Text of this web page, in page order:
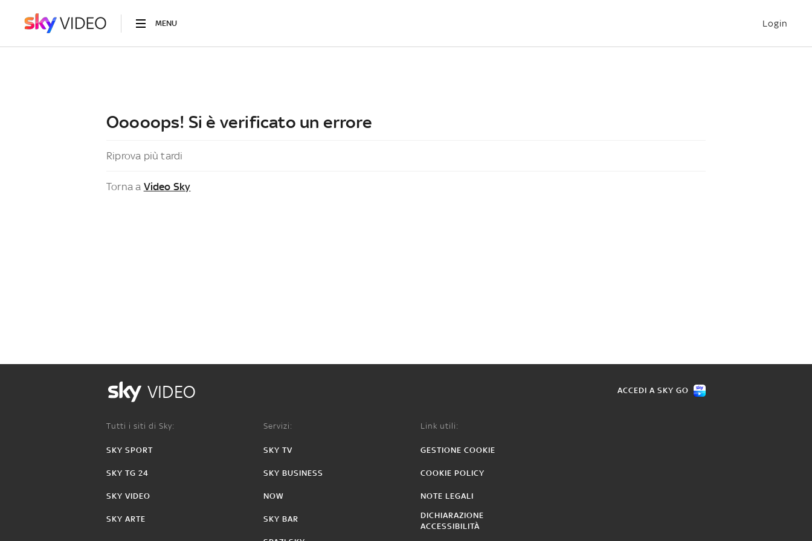
MENU Login
Ooooops! Si è verificato un errore
Riprova più tardi
Torna a Video Sky
VIDEO ACCEDI A SKY GO
Tutti i siti di Sky:
SKY SPORT
SKY TG 24
SKY VIDEO
SKY ARTE
Servizi:
SKY TV
SKY BUSINESS
NOW
SKY BAR
Link utili:
GESTIONE COOKIE
COOKIE POLICY
NOTE LEGALI
DICHIARAZIONE
ACCESSIBILITÀ